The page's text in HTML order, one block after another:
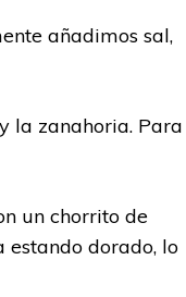
añadimos sal,
la zanahoria. Para
un chorrito de
estando dorado, lo